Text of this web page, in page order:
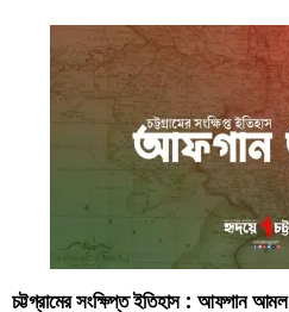
চট্টগ্রামের সংক্ষিপ্ত ইতিহাস : আফগান আমল